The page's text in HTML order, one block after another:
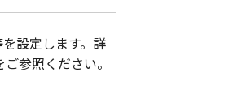
設定します。詳
ご参照ください。